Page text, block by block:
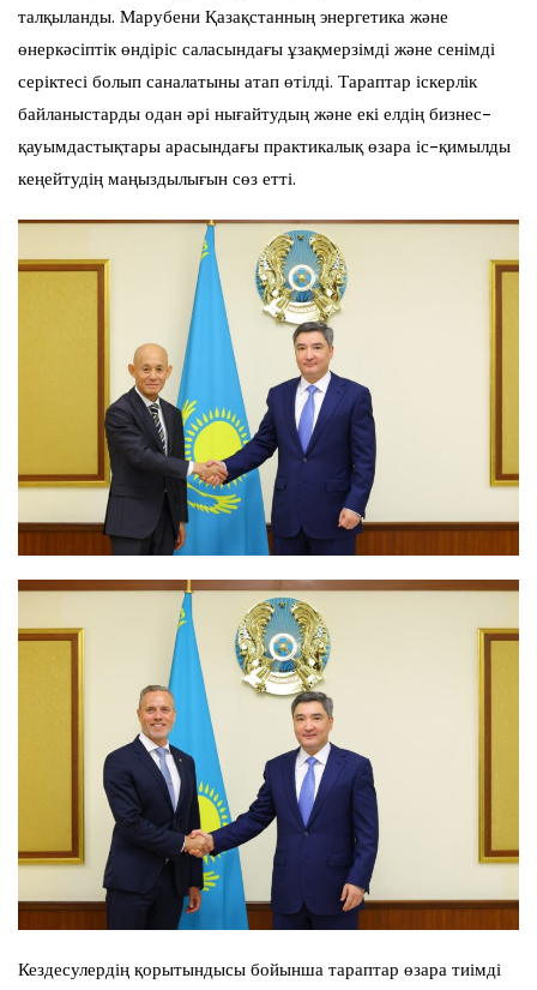
талқыланды. Марубени Қазақстанның энергетика және
өнеркәсіптік өндіріс саласындағы ұзақмерзімді және сенімді
серіктесі болып саналатыны атап өтілді. Тараптар іскерлік
байланыстарды одан әрі нығайтудың және екі елдің бизнес-
қауымдастықтары арасындағы практикалық өзара іс-қимылды
кеңейтудің маңыздылығын сөз етті.
Кездесулердің қорытындысы бойынша тараптар өзара тиімді